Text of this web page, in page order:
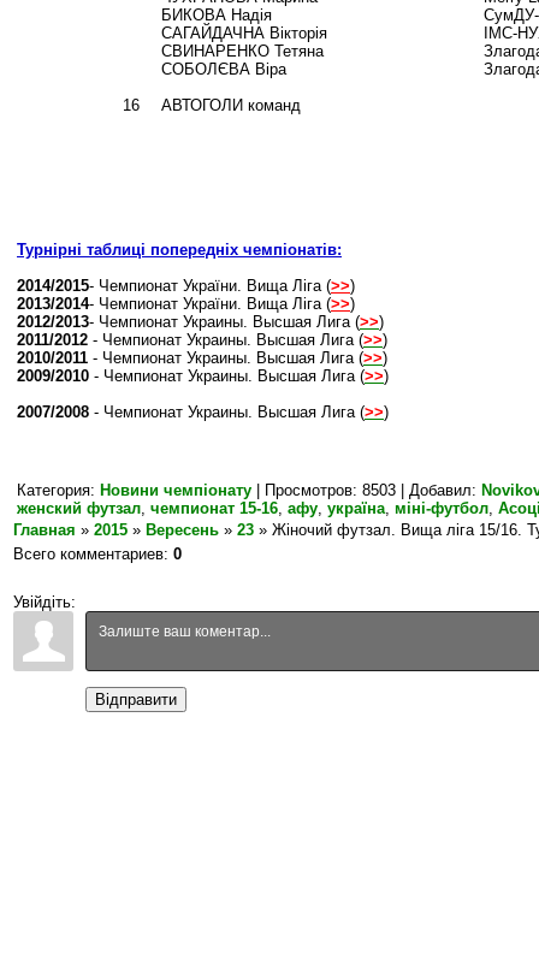
БИКОВА Надія
САГАЙДАЧНА Вікторія
ІМС-
СВИНАРЕНКО Тетяна
СОБОЛЄВА Віра
16
АВТОГОЛИ команд
Турнірні таблиці попередніх чемпіонатів:
2014/2015- Чемпионат України. Вища Ліга (>>)
2013/2014- Чемпионат України. Вища Ліга (>>)
2012/2013- Чемпионат Украины. Высшая Лига (>>)
2011/2012 - Чемпионат Украины. Высшая Лига (>>)
2010/2011 - Чемпионат Украины. Высшая Лига (>>)
2009/2010 - Чемпионат Украины. Высшая Лига (>>)
2007/2008 - Чемпионат Украины. Высшая Лига (>>)
Категория: Новини чемпіонату | Просмотров: 8503 | Добавил:
женский футзал чемпионат 15-16 афу україна міні-футбол
Главная » 2015 » Вересень » 23 » Жіночий футзал. Вища ліга 15/16.
Всего комментариев: 0
Увійдіть:
Відправити